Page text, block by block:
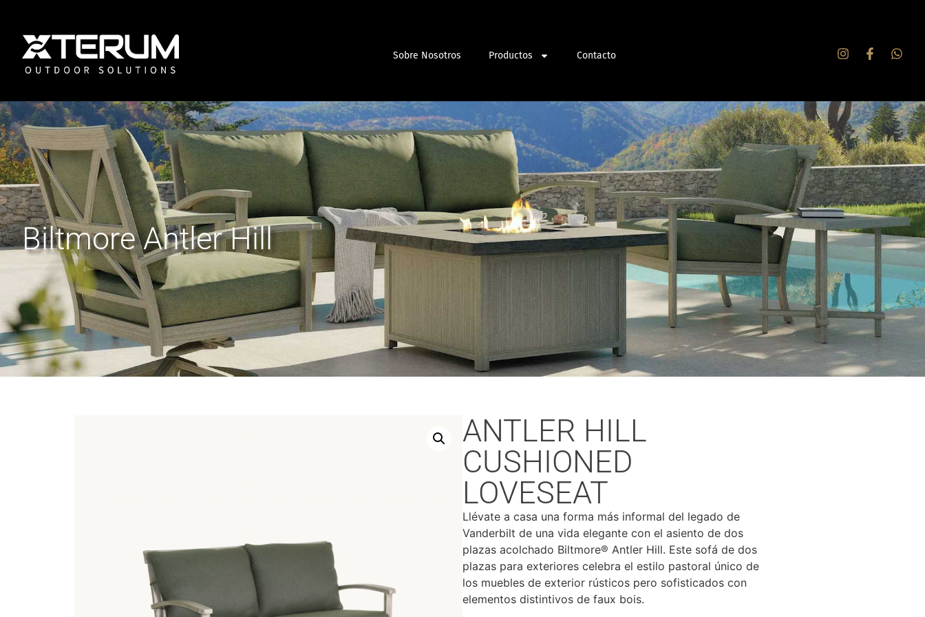
Sobre Nosotros Productos Contacto
Biltmore Antler Hill
ANTLER HILL
CUSHIONED
LOVESEAT
Llévate a casa una forma más informal del legado de
Vanderbilt de una vida elegante con el asiento de dos
plazas acolchado Biltmore® Antler Hill. Este sofá de dos
plazas para exteriores celebra el estilo pastoral único de
los muebles de exterior rústicos pero sofisticados con
elementos distintivos de faux bois.